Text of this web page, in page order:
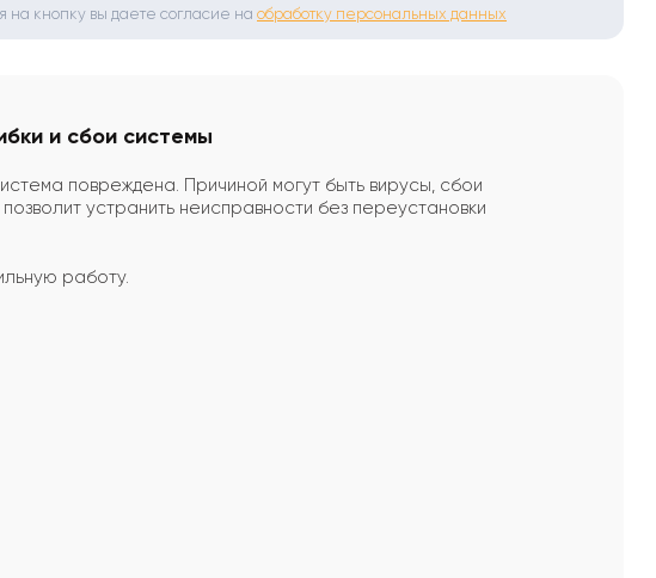
на кнопку вы даете согласие на обработку персональных данных
и сбои системы
повреждена. Причиной могут быть вирусы, сбои
устранить неисправности без переустановки
работу.